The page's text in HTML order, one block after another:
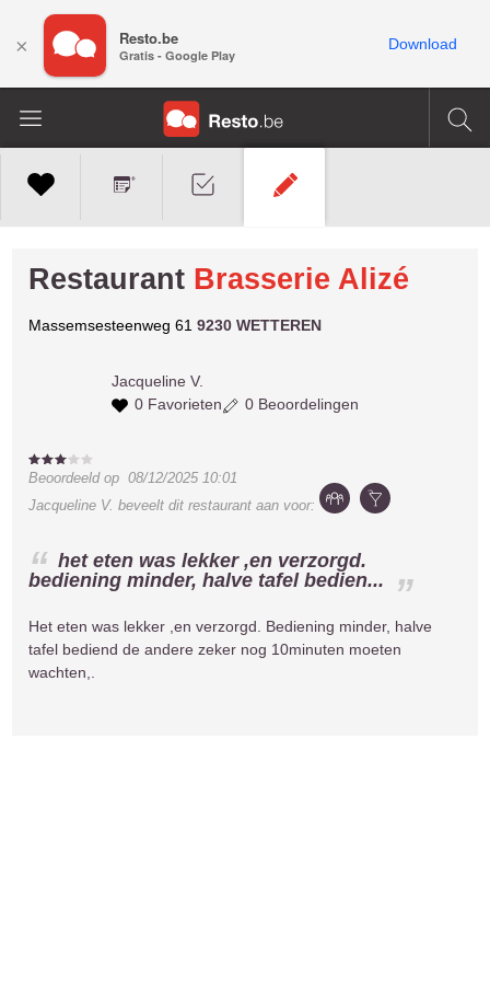
Restaurant Brasserie Alizé
Massemsesteenweg 619230 WETTEREN
Jacqueline V.
0 Favorieten
0 Beoordelingen
Beoordeeld op08/12/2025 10:01
Jacqueline V. beveelt dit restaurant aan voor:
het eten was lekker ,en verzorgd.
bediening minder, halve tafel bedien...
Het eten was lekker ,en verzorgd. Bediening minder, halve
tafel bediend de andere zeker nog 10minuten moeten
wachten,.
× Resto.be
Gratis - Google Play
Download